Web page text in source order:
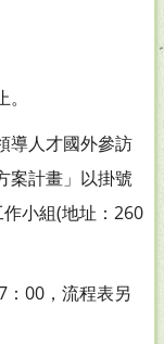
導人才國外參訪
案計畫」以掛號
小組(地址：260
：00，流程表另